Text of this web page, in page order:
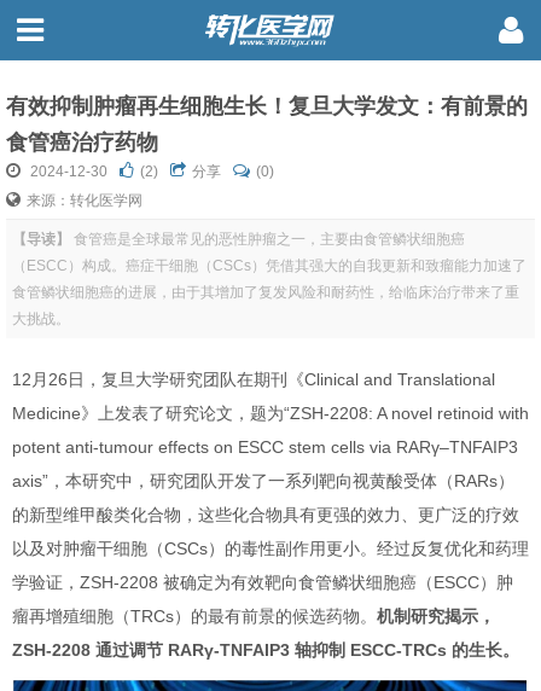
有效抑制肿瘤再生细胞生长！复旦大学发文：有前景的
食管癌治疗药物
2024-12-30 (2) 分享
(0)
来源：转化医学网
【导读】
食管癌是全球最常见的恶性肿瘤之一，主要由食管鳞状细胞癌
（ESCC）构成。癌症干细胞（CSCs）凭借其强大的自我更新和致瘤能力加速了
食管鳞状细胞癌的进展，由于其增加了复发风险和耐药性，给临床治疗带来了重
大挑战。
12月26日，复旦大学研究团队在期刊《Clinical and Translational
Medicine》上发表了研究论文，题为“ZSH-2208: A novel retinoid with
potent anti-tumour effects on ESCC stem cells via RARγ–TNFAIP3
axis”，本研究中，研究团队开发了一系列靶向视黄酸受体（RARs）
的新型维甲酸类化合物，这些化合物具有更强的效力、更广泛的疗效
以及对肿瘤干细胞（CSCs）的毒性副作用更小。经过反复优化和药理
学验证，ZSH-2208 被确定为有效靶向食管鳞状细胞癌（ESCC）肿
瘤再增殖细胞（TRCs）的最有前景的候选药物。 机制研究揭示，
ZSH-2208 通过调节 RARγ-TNFAIP3 轴抑制 ESCC-TRCs 的生长。